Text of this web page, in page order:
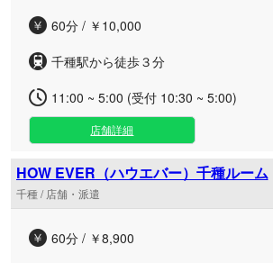
今この瞬間も、魅力あふれる彼女たちがあ
60分 / ￥10,000
千種駅から徒歩３分
11:00 ~ 5:00 (受付 10:30 ~ 5:00)
店舗詳細
HOW EVER（ハウエバー）千種ルーム
千種 / 店舗・派遣
60分 / ￥8,900